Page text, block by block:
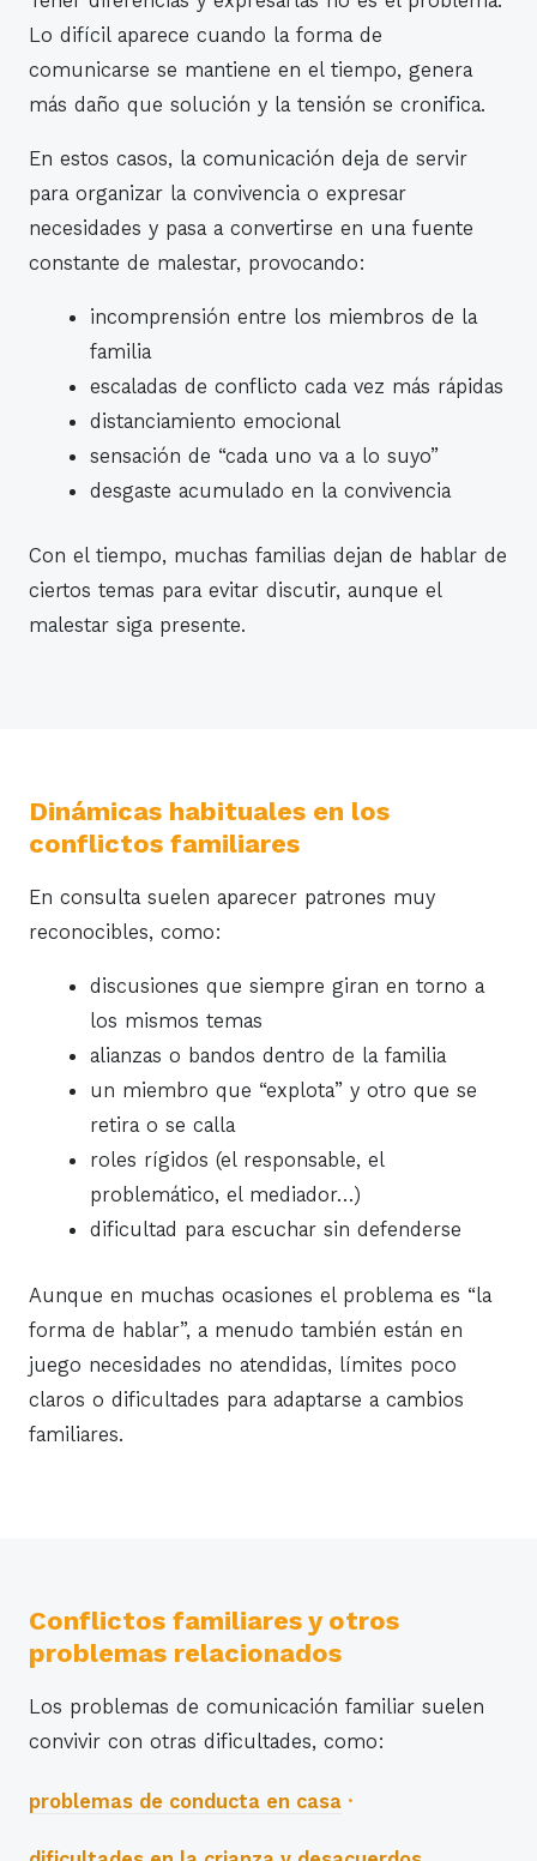
Lo difícil aparece cuando la forma de
comunicarse se mantiene en el tiempo, genera
más daño que solución y la tensión se cronifica.
En estos casos, la comunicación deja de servir
para organizar la convivencia o expresar
necesidades y pasa a convertirse en una fuente
constante de malestar, provocando:
incomprensión entre los miembros de la
familia
escaladas de conflicto cada vez más rápidas
distanciamiento emocional
sensación de “cada uno va a lo suyo”
desgaste acumulado en la convivencia
Con el tiempo, muchas familias dejan de hablar de
ciertos temas para evitar discutir, aunque el
malestar siga presente.
Dinámicas habituales en los
conflictos familiares
En consulta suelen aparecer patrones muy
reconocibles, como:
discusiones que siempre giran en torno a
los mismos temas
alianzas o bandos dentro de la familia
un miembro que “explota” y otro que se
retira o se calla
roles rígidos (el responsable, el
problemático, el mediador…)
dificultad para escuchar sin defenderse
Aunque en muchas ocasiones el problema es “la
forma de hablar”, a menudo también están en
juego necesidades no atendidas, límites poco
claros o dificultades para adaptarse a cambios
familiares.
Conflictos familiares y otros
problemas relacionados
Los problemas de comunicación familiar suelen
convivir con otras dificultades, como:
problemas de conducta en casa